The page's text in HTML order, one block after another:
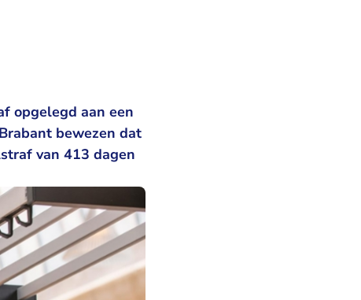
opgelegd aan een
bewezen dat
van 413 dagen